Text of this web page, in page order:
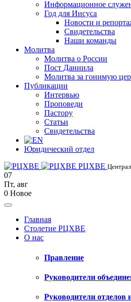
Информационное
Год для Иисуса
Новости и
Свидетельства
Наши команды
Молитва
Молитва о России
Пост Даниила
Молитва за гонимую
Публикации
Интервью
Проповеди
Пастору
Статьи
Свидетельства
Юридический отдел
РЦХВЕ
07
Пт, авг
0 Новое
Главная
Столетие РЦХВЕ
О нас
Правление
Руководители
Руководители отделов